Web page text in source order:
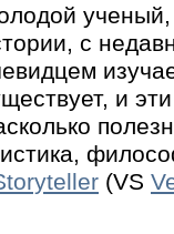
ученый,
с
и
(VS